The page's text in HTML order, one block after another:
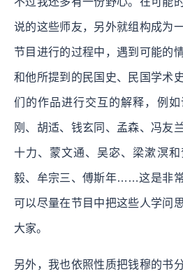
说的这些师友，另外就组构成为
节目进行的过程中，遇到可能的
和他所提到的民国史、民国学术
们的作品进行交互的解释，例
刚、胡适、钱玄同、孟森、冯友
十力、蒙文通、吴宓、梁漱溟
毅、牟宗三、傅斯年……这是非
可以尽量在节目中把这些人学问
大家。
另外，我也依照性质把钱穆的书